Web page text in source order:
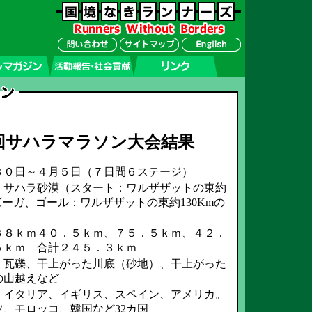
サハラマラソン大会結果
日～４月５日（７日間６ステージ）
ハラ砂漠（スタート：ワルザザットの東約
ガ、ゴール：ワルザザットの東約130Kmの
ｋｍ４０．５ｋｍ、７５．５ｋｍ、４２．
ｋｍ 合計２４５．３ｋｍ
礫、干上がった川底（砂地）、干上がった
山越えなど
タリア、イギリス、スペイン、アメリカ。
モロッコ、韓国など32カ国